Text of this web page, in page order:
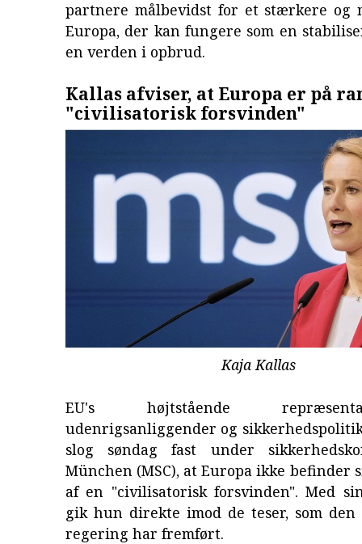
partnere målbevidst for et stærkere og
Europa, der kan fungere som en
en verden i opbrud.
Kallas afviser, at Europa er på
"civilisatorisk forsvinden"
Kaja Kallas
EU's højtstående
udenrigsanliggender og
slog søndag fast under
München (MSC), at Europa ikke befinder
af en "civilisatorisk forsvinden". Med
gik hun direkte imod de teser, som den
regering har fremført.